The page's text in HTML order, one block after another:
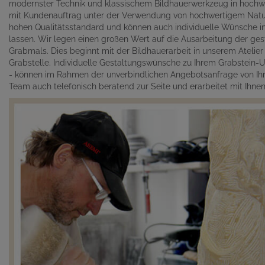
modernster Technik und klassischem Bildhauerwerkzeug in
mit Kundenauftrag unter der Verwendung von hochwertigem
hohen Qualitätsstandard und können auch individuelle Wünsche
lassen. Wir legen einen großen Wert auf die Ausarbeitung der
Grabmals. Dies beginnt mit der Bildhauerarbeit in unserem
Grabstelle. Individuelle Gestaltungswünsche zu Ihrem Grabstein-
- können im Rahmen der unverbindlichen Angebotsanfrage von
Team auch telefonisch beratend zur Seite und erarbeitet mit